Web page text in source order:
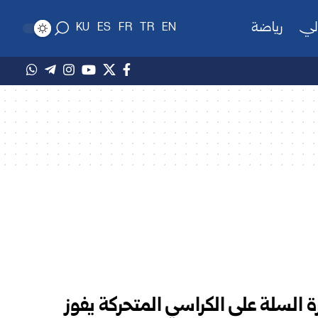
رياضة EN
TR
FR
ES
KU
السلة على الكراسي المتحركة يفوز